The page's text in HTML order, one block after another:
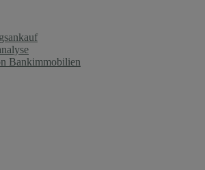
Bankimmobilien